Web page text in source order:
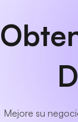
Mejore su